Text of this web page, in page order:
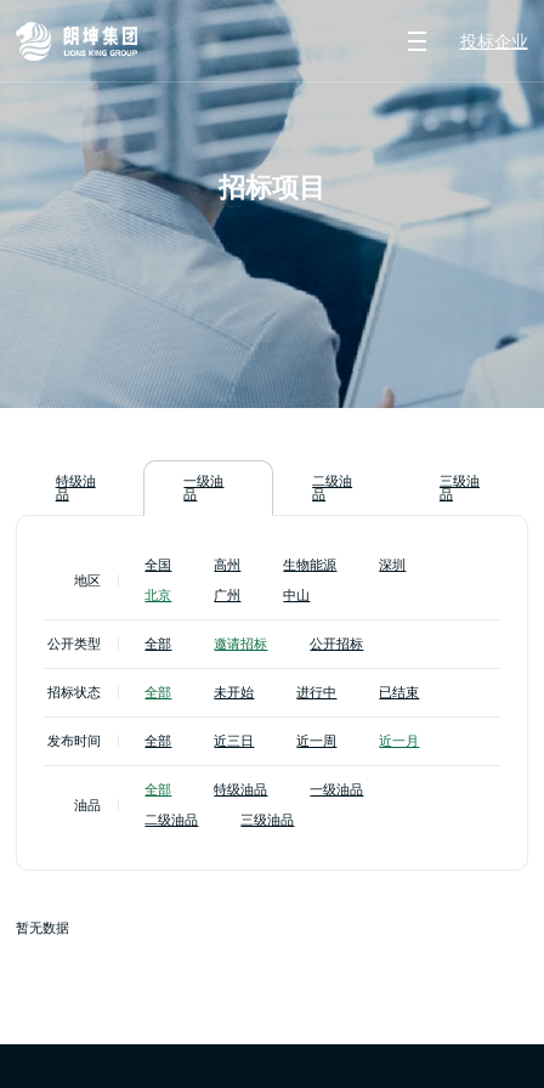
投标企业
招标项目
特级油
品
一级油
品
二级油
品
三级油
品
地区
全国 高州 生物能源 深圳
北京 广州 中山
公开类型 全部 邀请招标 公开招标
招标状态 全部 未开始 进行中 已结束
发布时间 全部 近三日 近一周 近一月
油品
全部 特级油品 一级油品
二级油品 三级油品
暂无数据